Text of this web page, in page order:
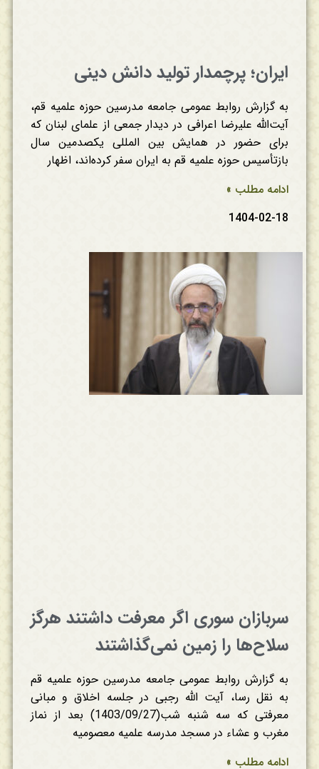
ایران؛ پرچمدار تولید دانش دینی
به گزارش روابط عمومی جامعه مدرسین حوزه علمیه قم،
آیت‌الله علیرضا اعرافی در دیدار جمعی از علمای لبنان که
برای حضور در همایش بین المللی یکصدمین سال
بازتأسیس حوزه علمیه قم به ایران سفر کرده‌اند، اظهار
ادامه مطلب »
1404-02-18
سربازان سوری اگر معرفت داشتند هرگز
سلاح‌ها را زمین نمی‌گذاشتند
به گزارش روابط عمومی جامعه مدرسین حوزه علمیه قم
به نقل رسا، آیت الله رجبی در جلسه اخلاق و مبانی
معرفتی که سه شنبه شب(1403/09/27) بعد از نماز
مغرب و عشاء در مسجد مدرسه علمیه معصومیه
ادامه مطلب »